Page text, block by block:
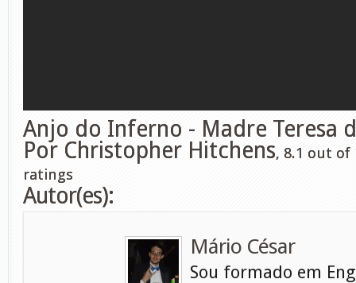
Anjo do Inferno - Madre Teresa
Por Christopher Hitchens, 8.1 out of
ratings
Autor(es):
Mário César
Sou formado em